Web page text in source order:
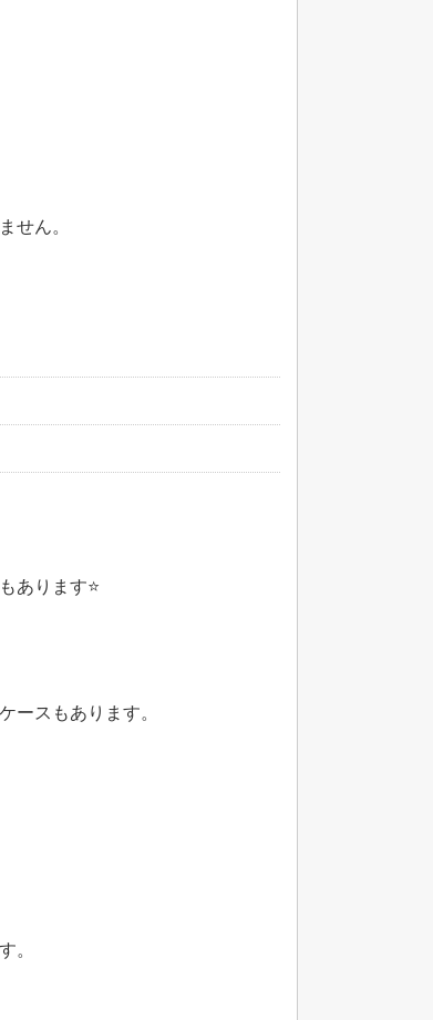
せん。
あります⭐️
ースもあります。
。